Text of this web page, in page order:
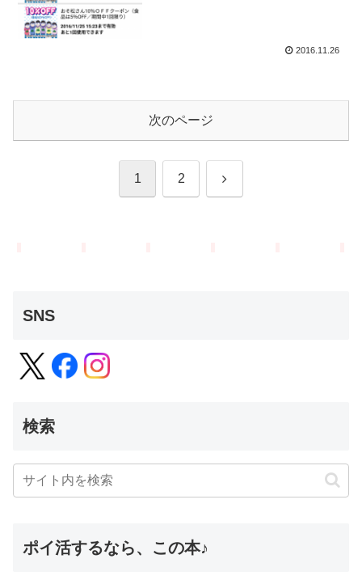
2016.11.26
次のページ
1 2 次
SNS
検索
ポイ活するなら、この本♪